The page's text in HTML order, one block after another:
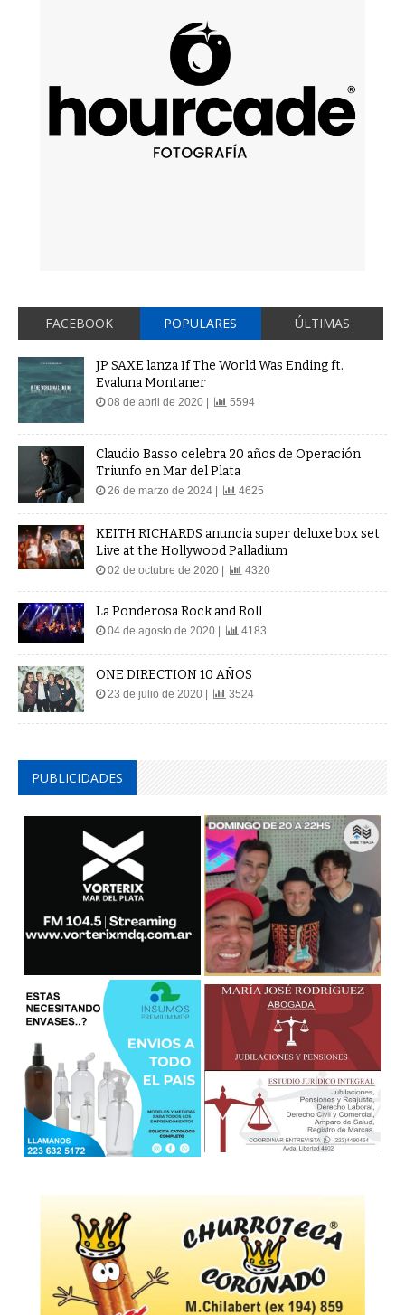
FACEBOOK POPULARES ÚLTIMAS
JP SAXE lanza If The World Was Ending ft.
Evaluna Montaner
08 de abril de 2020 | 5594
Claudio Basso celebra 20 años de Operación
Triunfo en Mar del Plata
26 de marzo de 2024 | 4625
KEITH RICHARDS anuncia super deluxe box set
Live at the Hollywood Palladium
02 de octubre de 2020 | 4320
La Ponderosa Rock and Roll
04 de agosto de 2020 | 4183
ONE DIRECTION 10 AÑOS
23 de julio de 2020 | 3524
PUBLICIDADES